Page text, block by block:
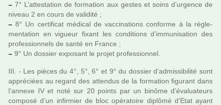
– 7° L’attes­ta­tion de for­ma­tion aux gestes et soins d’urgence de
niveau 2 en cours de vali­dité ;
– 8° Un cer­ti­fi­cat médi­cal de vac­ci­na­tions conforme à la régle­
men­ta­tion en vigueur fixant les condi­tions d’immu­ni­sa­tion des
pro­fes­sion­nels de santé en France ;
– 9° Un dos­sier expo­sant le projet pro­fes­sion­nel.
III. - Les pièces du 4°, 5°, 6° et 9° du dos­sier d’admis­si­bi­lité sont
appré­ciées au regard des atten­dus de la for­ma­tion figu­rant dans
l’annexe IV et noté sur 20 points par un binôme d’évaluateurs
com­posé d’un infir­mier de bloc opé­ra­toire diplômé d’Etat ayant